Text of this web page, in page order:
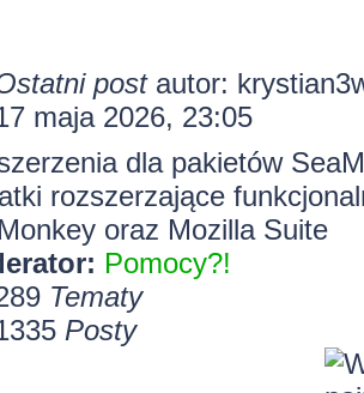
postautor:
maja 2026, 23:05
dla pakietów
rozszerzające
oraz Mozilla Suite
Pomocy?!
Tematy
Posty